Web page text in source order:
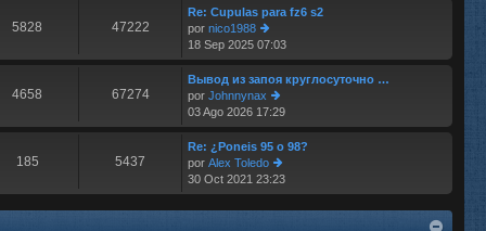
n
aj
e
im
m
e
n
s
aj
e
5828 47222
Re: Cupulas para fz6 s2
por nico1988
er
últ
im
o
m
e
n
s
aj
e
18 Sep 2025 07:03
4658 67274
Вывод из запоя круглосуточно …
por Johnnynax
er
últ
im
o
m
e
n
03 Ago 2026 17:29
185 5437
Re: ¿Poneis 95 o 98?
por Alex Toledo
er
últ
im
30 Oct 2021 23:23